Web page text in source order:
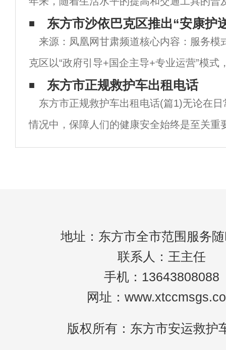
服务的需求也变得更加迫切。东方市作为新
的首府，积极推进相关医疗设施和服务的升
东方市沙依巴克区推出“安康护
来源：凤凰网甘肃频道核心内容：服务模
克区以“政府引导+国企主导+专业运营”模式
送”平台，首批投入10辆标准化救护车，与
补，主要服务术后康复患者、失能老人及跨
东方市正规救护车出租电话
东方市正规救护车出租电话(篇1)无论在
情况中，保障人们的健康安全始终是至关重
事故或疾病发作时，正规救护车的及时到达
地址：东方市全市范围服务
联系人：王主任
手机：13643808088
网址：
版权所有：东方市安运救护